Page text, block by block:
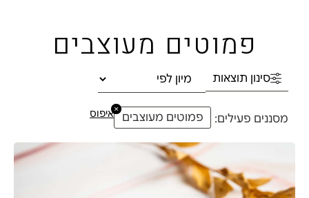
פמוטים מעוצבים
סינון תוצאות
מסננים פעילים: פמוטים מעוצבים
×איפוס